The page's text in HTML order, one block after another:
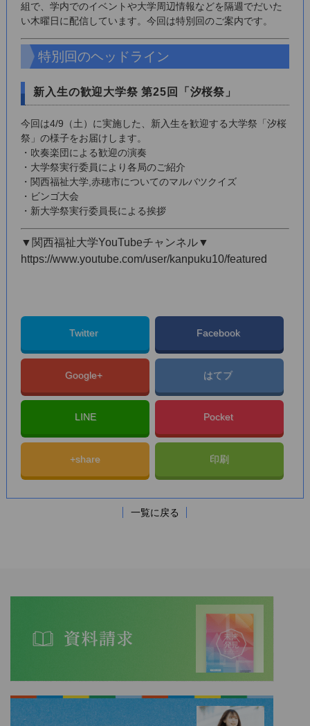
組で、学内でのイベントや大学周辺情報などを隔週でだいた
い木曜日に配信しています。今回は特別回のご案内です。
特別回のヘッドライン
新入生の歓迎大学祭 第25回「汐桜祭」
今回は4/9（土）に実施した、新入生を歓迎する大学祭「汐桜
祭」の様子をお届けします。
・吹奏楽団による歓迎の演奏
・大学祭実行委員により各局のご紹介
・関西福祉大学,赤穂市についてのマルバツクイズ
・ビンゴ大会
・新大学祭実行委員長による挨拶
▼関西福祉大学YouTubeチャンネル▼
https://www.youtube.com/user/kanpuku10/featured
Twitter Facebook
Google+ はてブ
LINE Pocket
+share 印刷
一覧に戻る